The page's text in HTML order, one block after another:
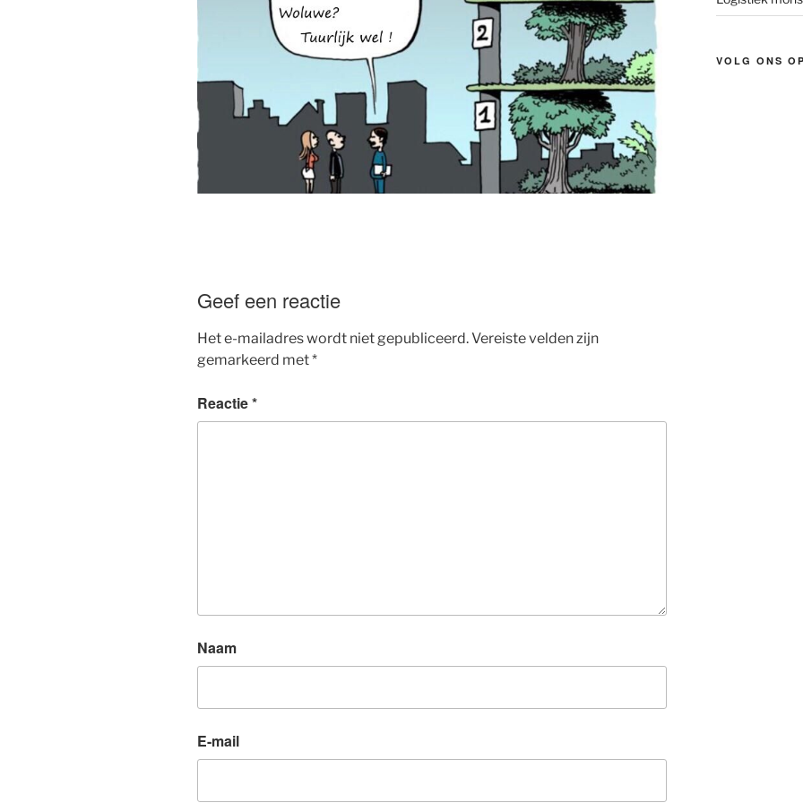
Geef een reactie
Het e-mailadres wordt niet gepubliceerd.Vereiste velden zijn
gemarkeerd met*
Reactie*
Naam
E-mail
VOLG ONS